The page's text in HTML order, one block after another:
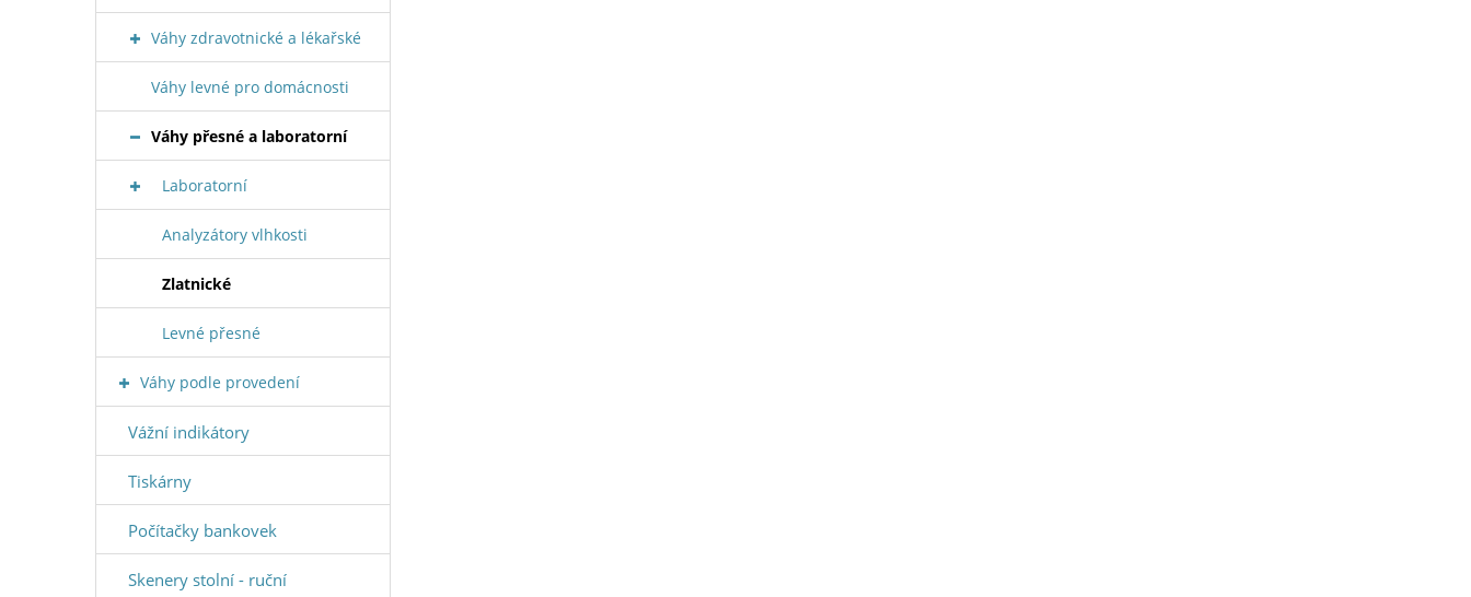
Váhy zdravotnické a lékařské
Váhy levné pro domácnosti
Váhy přesné a laboratorní
Laboratorní
Analyzátory vlhkosti
Zlatnické
Levné přesné
Váhy podle provedení
Vážní indikátory
Tiskárny
Počítačky bankovek
Skenery stolní - ruční